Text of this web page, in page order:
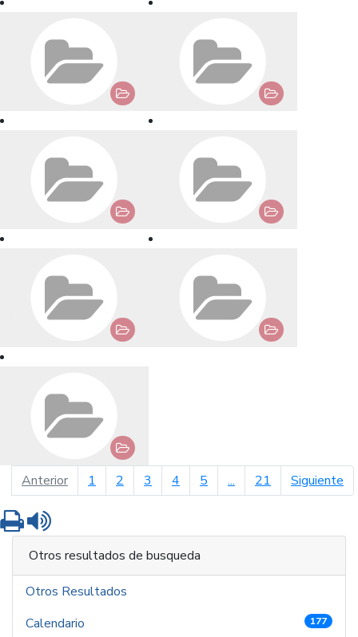
Anteriorpágina anterior
1 2 3 4 5 ... 21 Siguiente
Imprimir
Otros resultados de busqueda
Otros Resultados
Calendario
177